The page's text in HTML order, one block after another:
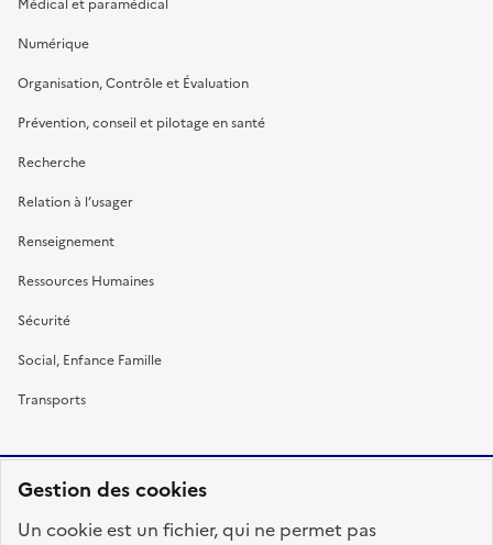
Gestion des cookies
Un cookie est un fichier, qui ne permet pas
Numérique
Organisation, Contrôle et Évaluation
Prévention, conseil et pilotage en santé
Recherche
Relation à l’usager
Renseignement
Ressources Humaines
Sécurité
Social, Enfance Famille
Transports
FRANÇAISE